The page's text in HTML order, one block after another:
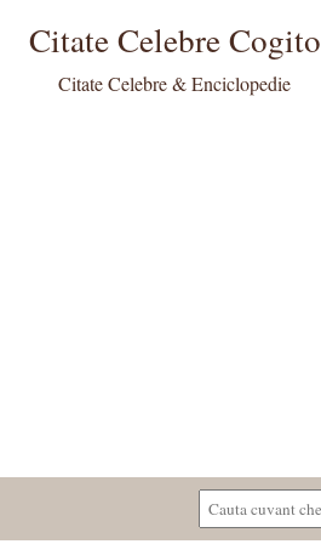
Citate Celebre Cogito
Citate Celebre & Enciclopedie